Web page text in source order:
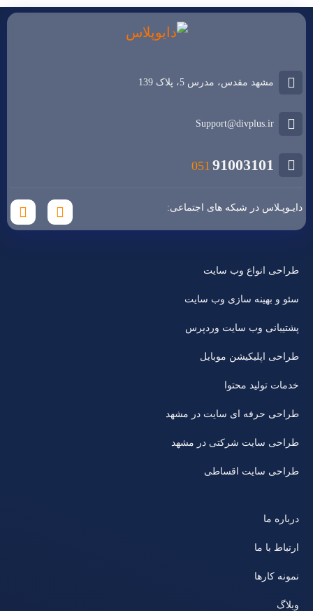
مشهد مقدس، مدرس 5، پلاک 139
Support@divplus.ir
051 91003101
دایـوپـلاس در شبکه های اجتماعی:
طراحی انواع وب سایت
سئو و بهینه سازی وب سایت
پشتیبانی وب سایت وردپرس
طراحی اپلیکیشن موبایل
خدمات تولید محتوا
طراحی حرفه ای سایت در مشهد
طراحی سایت شرکتی در مشهد
طراحی سایت اقساطی
درباره ما
ارتباط با ما
نمونه کارها
وبلاگ